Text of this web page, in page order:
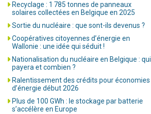
Recyclage : 1 785 tonnes de panneaux
solaires collectées en Belgique en 2025
Sortie du nucléaire : que sont-ils devenus ?
Coopératives citoyennes d’énergie en
Wallonie : une idée qui séduit !
Nationalisation du nucléaire en Belgique : qui
payera et combien ?
Ralentissement des crédits pour économies
d’énergie début 2026
Plus de 100 GWh : le stockage par batterie
s’accélère en Europe